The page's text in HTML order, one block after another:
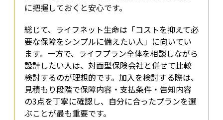
に把握しておくと安心です。
総じて、ライフネット生命は「コストを抑えて必
要な保障をシンプルに備えたい人」に向いてい
ます。一方で、ライフプラン全体を相談しながら
設計したい人は、対面型保険会社と併せて比較
検討するのが理想的です。加入を検討する際は、
見積もり段階で保障内容・支払条件・告知内容
の3点を丁寧に確認し、自分に合ったプランを選
ぶことが最も重要です。